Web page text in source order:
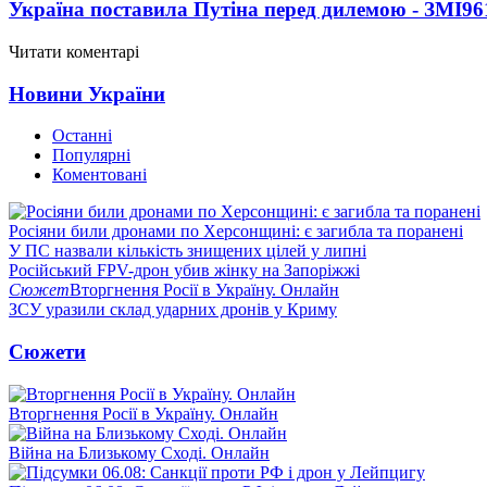
Україна поставила Путіна перед дилемою - ЗМІ
Читати коментарі
Новини України
Останні
Популярні
Коментовані
Росіяни били дронами по Херсонщині: є загибла та поранені
У ПС назвали кількість знищених цілей у липні
Російський FPV-дрон убив жінку на Запоріжжі
СюжетВторгнення Росії в Україну. Онлайн
ЗСУ уразили склад ударних дронів у Криму
Сюжети
Вторгнення Росії в Україну. Онлайн
Війна на Близькому Сході. Онлайн